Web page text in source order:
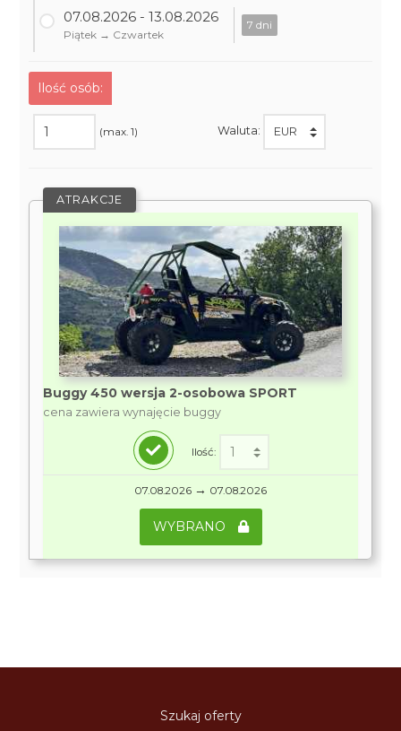
07.08.2026 - 13.08.2026
Piątek → Czwartek
7 dni
Ilość osób:
(max. 1) Waluta:
ATRAKCJE
Buggy 450 wersja 2-osobowa SPORT
cena zawiera wynajęcie buggy
Ilość:
07.08.2026 → 07.08.2026
WYBRANO
Szukaj oferty